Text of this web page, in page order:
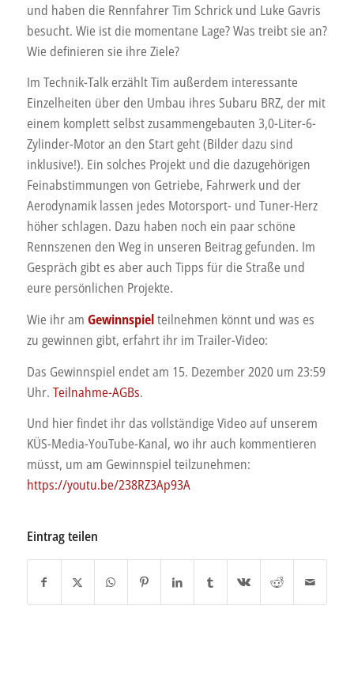
und haben die Rennfahrer Tim Schrick und Luke Gavris
besucht. Wie ist die momentane Lage? Was treibt sie an?
Wie definieren sie ihre Ziele?
Im Technik-Talk erzählt Tim außerdem interessante
Einzelheiten über den Umbau ihres Subaru BRZ, der mit
einem komplett selbst zusammengebauten 3,0-Liter-6-
Zylinder-Motor an den Start geht (Bilder dazu sind
inklusive!). Ein solches Projekt und die dazugehörigen
Feinabstimmungen von Getriebe, Fahrwerk und der
Aerodynamik lassen jedes Motorsport- und Tuner-Herz
höher schlagen. Dazu haben noch ein paar schöne
Rennszenen den Weg in unseren Beitrag gefunden. Im
Gespräch gibt es aber auch Tipps für die Straße und
eure persönlichen Projekte.
Wie ihr am Gewinnspielteilnehmen könnt und was es
zu gewinnen gibt, erfahrt ihr im Trailer-Video:
Das Gewinnspiel endet am 15. Dezember 2020 um 23:59
Uhr. Teilnahme-AGBs.
Und hier findet ihr das vollständige Video auf unserem
KÜS-Media-YouTube-Kanal, wo ihr auch kommentieren
müsst, um am Gewinnspiel teilzunehmen:
https://youtu.be/238RZ3Ap93A
Eintrag teilen